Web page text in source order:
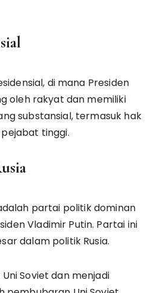
di mana Presiden
oleh rakyat dan memiliki
substansial, termasuk hak
tinggi.
partai politik dominan
Vladimir Putin. Partai ini
dalam politik Rusia.
Soviet dan menjadi